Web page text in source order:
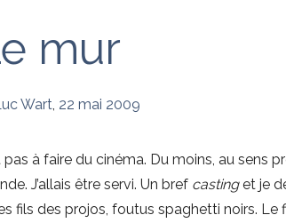
mur
Wart, 22 mai 2009
à faire du cinéma. Du moins, au sens
J’allais être servi. Un bref castinget je
fils des projos, foutus spaghetti noirs. Le